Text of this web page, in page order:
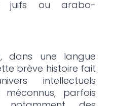
juifs ou arabo-
dans une langue
brève histoire fait
intellectuels
parfois